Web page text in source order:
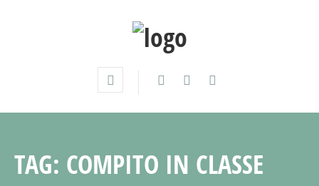
TAG: COMPITO IN CLASSE